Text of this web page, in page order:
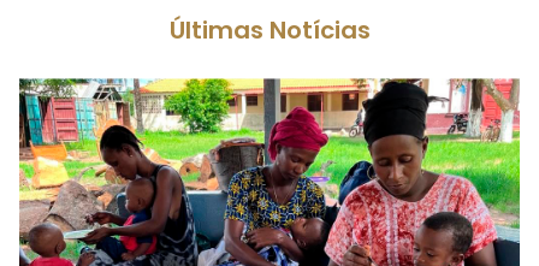
Últimas Notícias